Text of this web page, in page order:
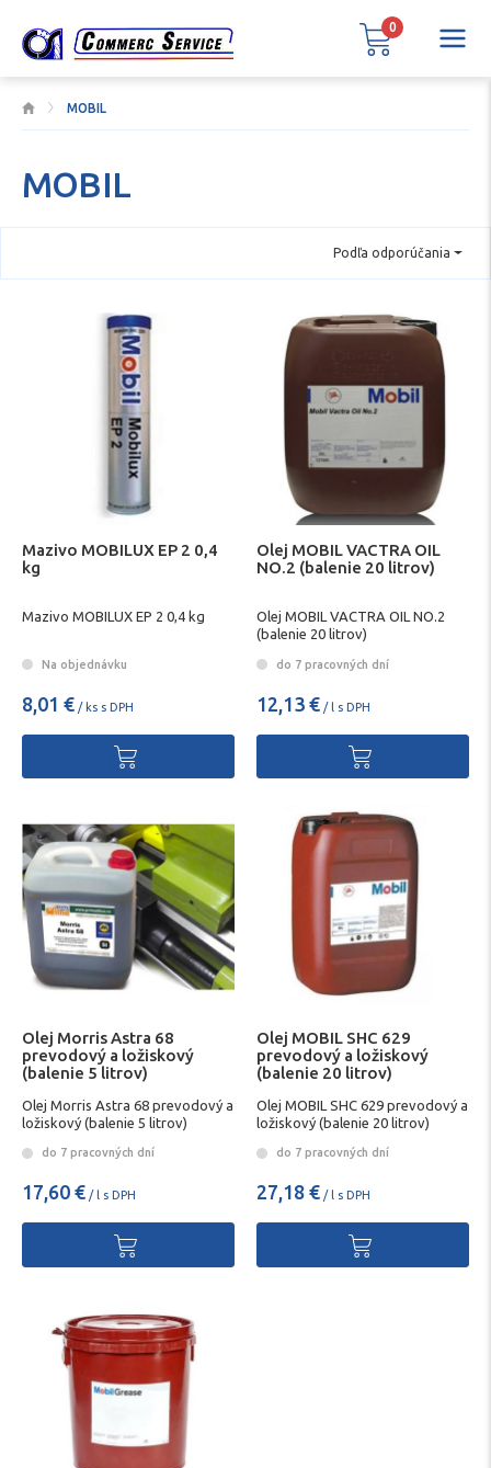
MOBIL
MOBIL
Podľa odporúčania
Mazivo MOBILUX EP 2 0,4
kg
Mazivo MOBILUX EP 2 0,4 kg
Na objednávku
8,01 € / ks s DPH
Olej MOBIL VACTRA OIL
NO.2 (balenie 20 litrov)
Olej MOBIL VACTRA OIL NO.2
(balenie 20 litrov)
do 7 pracovných dní
12,13 € / l s DPH
Olej Morris Astra 68
prevodový a ložiskový
(balenie 5 litrov)
Olej Morris Astra 68 prevodový a
ložiskový (balenie 5 litrov)
do 7 pracovných dní
17,60 € / l s DPH
Olej MOBIL SHC 629
prevodový a ložiskový
(balenie 20 litrov)
Olej MOBIL SHC 629 prevodový a
ložiskový (balenie 20 litrov)
do 7 pracovných dní
27,18 € / l s DPH
0